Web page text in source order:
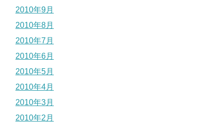
2010年9月
2010年8月
2010年7月
2010年6月
2010年5月
2010年4月
2010年3月
2010年2月